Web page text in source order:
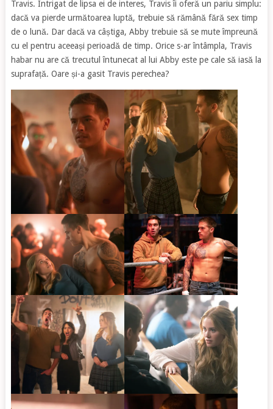
Travis. Intrigat de lipsa ei de interes, Travis îi oferă un pariu simplu:
dacă va pierde următoarea luptă, trebuie să rămână fără sex timp
de o lună. Dar dacă va câștiga, Abby trebuie să se mute împreună
cu el pentru aceeași perioadă de timp. Orice s-ar întâmpla, Travis
habar nu are că trecutul întunecat al lui Abby este pe cale să iasă la
suprafață. Oare și-a gasit Travis perechea?